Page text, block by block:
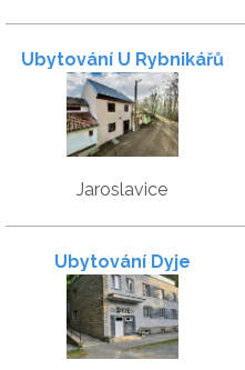
Ubytování U Rybnikářů
Jaroslavice
Ubytování Dyje